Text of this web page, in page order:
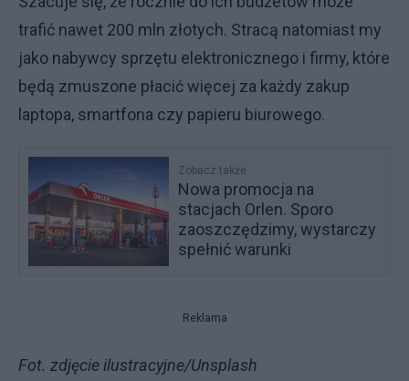
trafić nawet 200 mln złotych. Stracą natomiast my
jako nabywcy sprzętu elektronicznego i firmy, które
będą zmuszone płacić więcej za każdy zakup
laptopa, smartfona czy papieru biurowego.
Zobacz także
Nowa promocja na
stacjach Orlen. Sporo
zaoszczędzimy, wystarczy
spełnić warunki
Reklama
Fot. zdjęcie ilustracyjne/Unsplash